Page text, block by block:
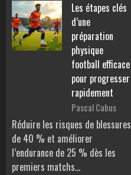
Les étapes clés
d’une
préparation
physique
football efficace
pour progresser
rapidement
Pascal Cabus
Réduire les risques de blessures
de 40 % et améliorer
l’endurance de 25 % dès les
premiers matchs…